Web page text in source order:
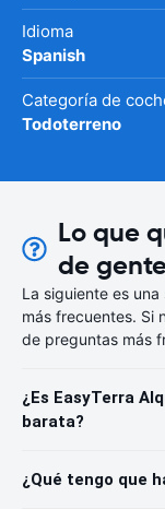
Idioma
Spanish
Categoría de
Todoterreno
Lo que
de
La siguiente es
más frecuentes. Si
de preguntas más
¿Es EasyTerra
barata?
¿Qué tengo que